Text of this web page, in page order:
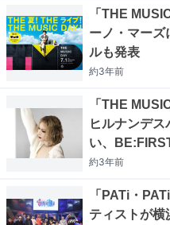
「THE
ーノ・マーズ
ルも発表
約3年前
「THE
ヒルナンデ
い、
約3年前
「PATi・
ティストが横